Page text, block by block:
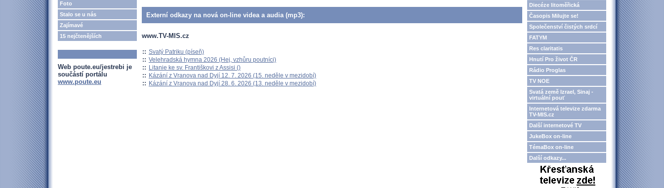
Foto
Stalo se u nás
Zajímavé
15 nejčtenějších
Web poute.eu/jestrebi je
součástí portálu
www.poute.eu
Externí odkazy na nová on-line videa a audia (mp3):
www.TV-MIS.cz
:: Svatý Patriku (píseň)
:: Velehradská hymna 2026 (Hej, vzhůru poutníci)
:: Litanie ke sv. Františkovi z Assisi ()
:: Kázání z Vranova nad Dyjí 12. 7. 2026 (15. neděle v mezidobí)
:: Kázání z Vranova nad Dyjí 28. 6. 2026 (13. neděle v mezidobí)
Diecéze litoměřická
Časopis Milujte se!
Společenství čistých srdcí
FATYM
Res claritatis
Hnutí Pro život ČR
Rádio Proglas
TV NOE
Svatá země Izrael, Sinaj -
virtuální pouť
Internetová televize zdarma
TV-MIS.cz
Další internetové TV
JukeBox on-line
TémaBox on-line
Další odkazy...